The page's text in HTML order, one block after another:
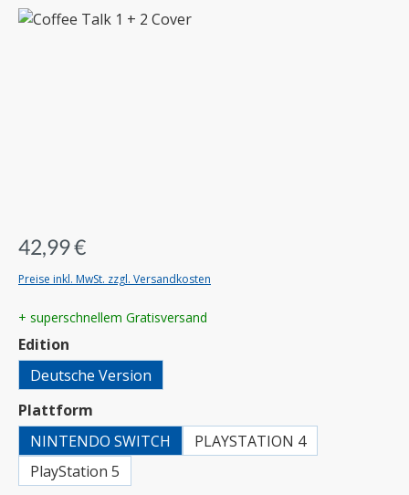
Bildergalerie überspringen
42,99 €
Preise inkl. MwSt. zzgl. Versandkosten
+ superschnellem Gratisversand
Edition
Deutsche Version
Plattform
NINTENDO SWITCH
PLAYSTATION 4
PlayStation 5